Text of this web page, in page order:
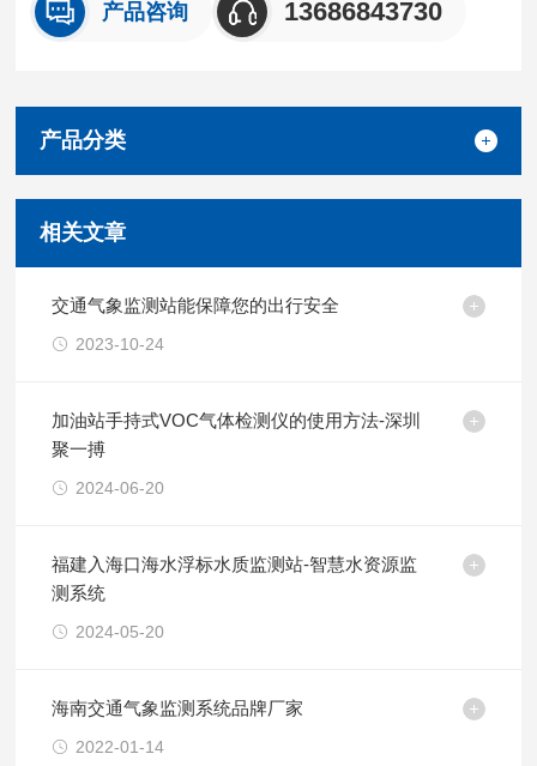
产品咨询 13686843730
产品分类
相关文章
交通气象监测站能保障您的出行安全
2023-10-24
加油站手持式VOC气体检测仪的使用方法-深圳
聚一搏
2024-06-20
福建入海口海水浮标水质监测站-智慧水资源监
测系统
2024-05-20
海南交通气象监测系统品牌厂家
2022-01-14